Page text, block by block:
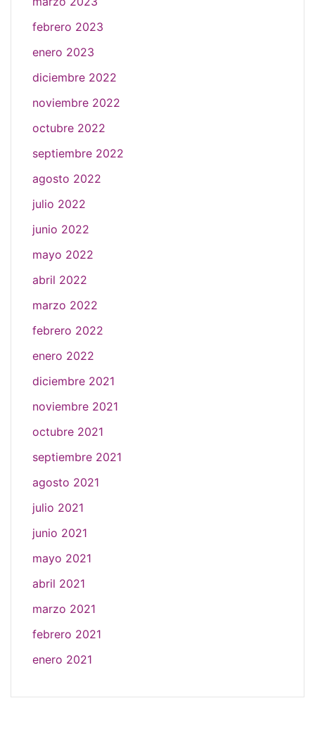
febrero 2023
enero 2023
diciembre 2022
noviembre 2022
octubre 2022
septiembre 2022
agosto 2022
julio 2022
junio 2022
mayo 2022
abril 2022
marzo 2022
febrero 2022
enero 2022
diciembre 2021
noviembre 2021
octubre 2021
septiembre 2021
agosto 2021
julio 2021
junio 2021
mayo 2021
abril 2021
marzo 2021
febrero 2021
enero 2021